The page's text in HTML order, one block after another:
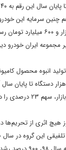
میلیارد تومان به ۸ هزار و
ایران خودرو
انبوه محصول
دستگاه تا پایان
ورود این محصول به
هیچ اثری از تحریم‌ها